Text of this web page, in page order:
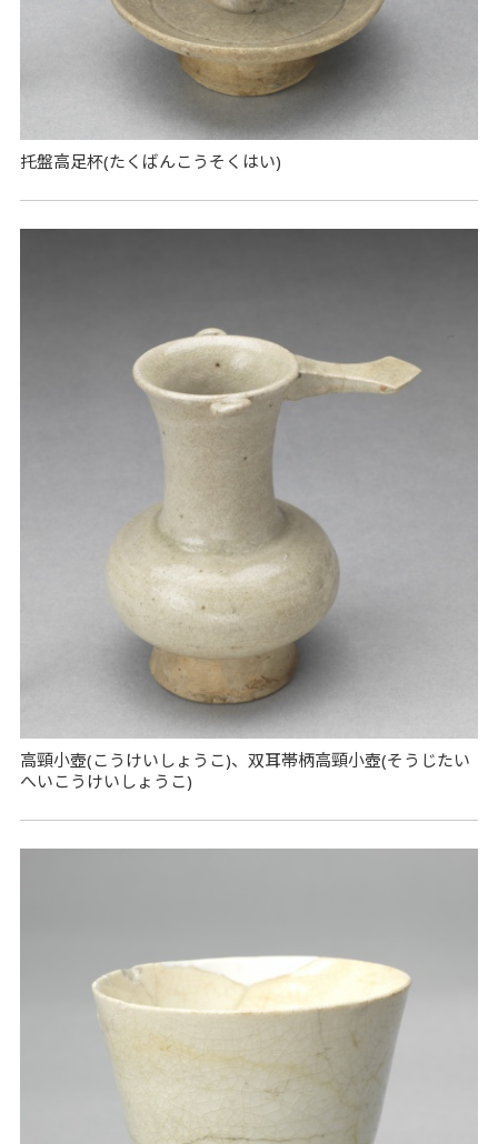
托盤高足杯(たくばんこうそくはい)
高頸小壺(こうけいしょうこ)、双耳帯柄高頸小壺(そうじたい
へいこうけいしょうこ)